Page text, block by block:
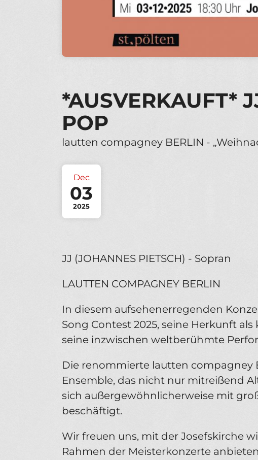
*AUSVERKAUFT*
POP
lautten compagney BERLIN -
Dec
03
2025
JJ (JOHANNES PIETSCH) - Sopran
LAUTTEN COMPAGNEY BERLIN
In diesem aufsehenerregenden
Song Contest 2025, seine Herkunft
seine inzwischen weltberühmte
Die renommierte lautten compagney
Ensemble, das nicht nur mitreißend
sich außergewöhnlicherweise mit
beschäftigt.
Wir freuen uns, mit der Josefskirche
Rahmen der Meisterkonzerte